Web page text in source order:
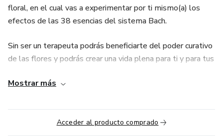
floral, en el cual vas a experimentar por ti mismo(a) los
efectos de las 38 esencias del sistema Bach.
Sin ser un terapeuta podrás beneficiarte del poder curativo
de las flores y podrás crear una vida plena para ti y para tus
para elaborar las esencias florales por ti mismo.
Mostrar más
Acceder al producto comprado